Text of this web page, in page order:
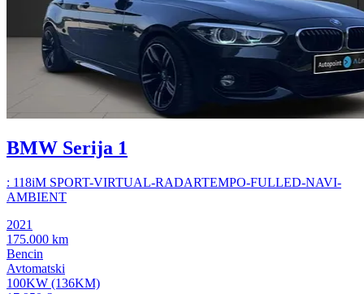
BMW Serija 1
: 118iM SPORT-VIRTUAL-RADARTEMPO-FULLED-NAVI-
AMBIENT
2021
175.000 km
Bencin
Avtomatski
100KW (136KM)